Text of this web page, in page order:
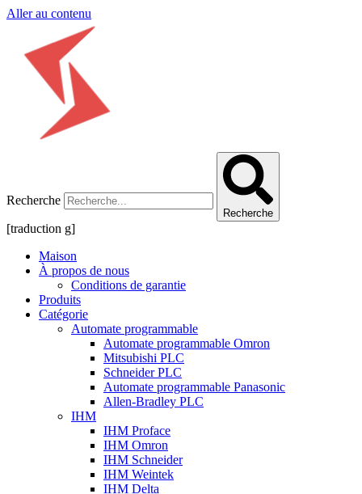
Aller au contenu
Recherche
Recherche
[traduction g]
Maison
À propos de nous
Conditions de garantie
Produits
Catégorie
Automate programmable
Automate programmable Omron
Mitsubishi PLC
Schneider PLC
Automate programmable Panasonic
Allen-Bradley PLC
IHM
IHM Proface
IHM Omron
IHM Schneider
IHM Weintek
IHM Delta